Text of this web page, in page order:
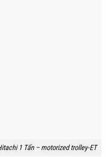
1 Tấn – motorized trolley-ET